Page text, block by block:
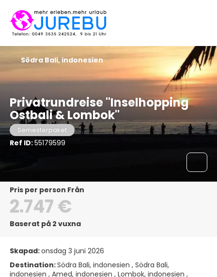
Privatrundreise "Inselhopping
Ostbali & Lombok"
Semesterpaket
Ref ID:55179599
Södra Bali, indonesien
pris per person Från
2.747 €
Baserat på 2 vuxna
Skapad:onsdag 3 juni 2026
Destination:Södra Bali, indonesien , Södra Bali,
indonesien , Amed, indonesien , Lombok, indonesien ,